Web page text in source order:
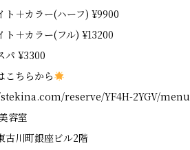
ト＋カラー(ハーフ) ¥9900
ト＋カラー(フル) ¥13200
パ ¥3300
こちらから
reserve/YF4H-2YGV/menu
容室
古川町銀座ビル2階